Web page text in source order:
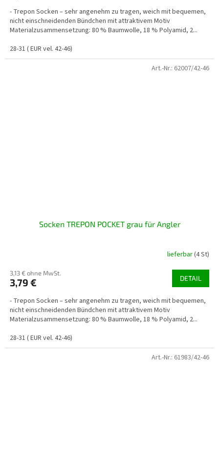
- Trepon Socken – sehr angenehm zu tragen, weich mit bequemen,
nicht einschneidenden Bündchen mit attraktivem Motiv
Materialzusammensetzung: 80 % Baumwolle, 18 % Polyamid, 2...
28-31 ( EUR vel. 42-46)
Socken TREPON POCKET grau für Angler
lieferbar(4 St)
3,13 € ohne MwSt.
3,79 € DETAIL
- Trepon Socken – sehr angenehm zu tragen, weich mit bequemen,
nicht einschneidenden Bündchen mit attraktivem Motiv
Materialzusammensetzung: 80 % Baumwolle, 18 % Polyamid, 2...
28-31 ( EUR vel. 42-46)
Art.-Nr.: 62007/42-46
Art.-Nr.: 61983/42-46